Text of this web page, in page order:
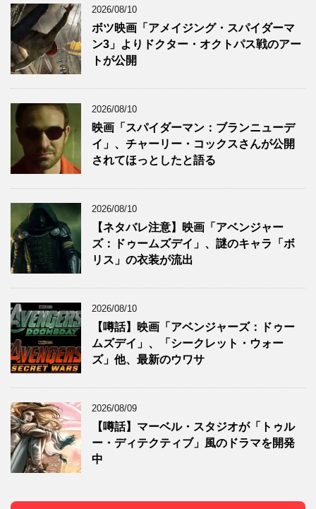
2026/08/10
ボツ映画「アメイジング・スパイダーマ
ン3」よりドクター・オクトパス戦のアー
トが公開
2026/08/10
映画「スパイダーマン：ブランニューデ
イ」、チャーリー・コックスさんが公開
されてほっとしたと語る
2026/08/10
【ネタバレ注意】映画「アベンジャー
ズ：ドゥームズデイ」、謎のキャラ「ボ
リス」の衣装が流出
2026/08/10
【噂話】映画「アベンジャーズ：ドゥー
ムズデイ」、「シークレット・ウォー
ズ」他、最新のウワサ
2026/08/09
【噂話】マーベル・スタジオが「トゥル
ー・ディテクティブ」風のドラマを開発
中